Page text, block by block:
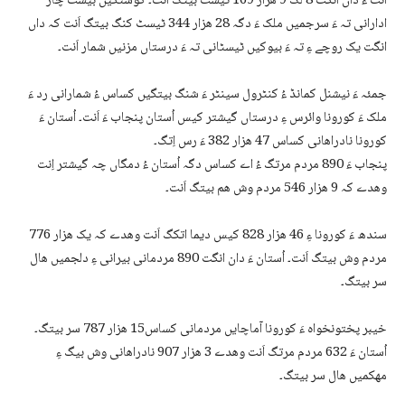
ادارانی تہ ءَ سرجمیں ملک ءَ دگہ 28 ھزار 344 ٹیسٹ کنگ بیتگ اَنت کہ داں
انگت یک روچے ءِ تہ ءَ بیوکیں ٹیسٹانی تہ ءَ درستاں مزنیں شمار اَنت۔
جمئہ ءَ نیشنل کمانڈ ءُ کنٹرول سینٹر ءَ شنگ بیتگیں کساس ءُ شمارانی رد ءَ
ملک ءَ کورونا وائرس ءِ درستاں گیشتر کیس اُستان پنجاب ءَ اَنت۔ اُستان ءَ
کورونا نادراھانی کساس 47 ھزار 382 ءَ رس اِتگ۔
پنجاب ءَ 890 مردم مرتگ ءُ اے کساس دگہ اُستان ءُ دمگاں چہ گیشتر اِنت
وھدے کہ 9 ھزار 546 مردم وش ھم بیتگ اَنت۔
سندھ ءَ کورونا ءِ 46 ھزار 828 کیس دیما اتکگ اَنت وھدے کہ یک ھزار 776
مردم وش بیتگ اَنت۔ اُستان ءَ دان انگت 890 مردمانی بیرانی ءِ دلجمیں ھال
سر بیتگ۔
خیبر پختونخواہ ءَ کورونا آماچایں مردمانی کساس15 ھزار 787 سر بیتگ۔
اُستان ءَ 632 مردم مرتگ اَنت وھدے 3 ھزار 907 نادراھانی وش بیگ ءِ
مھکمیں ھال سر بیتگ۔